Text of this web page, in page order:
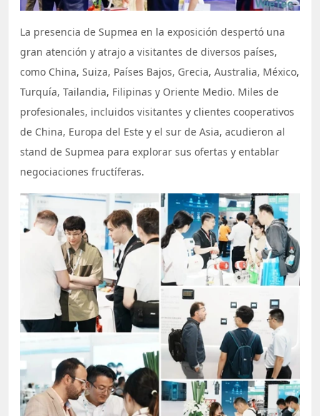
La presencia de Supmea en la exposición despertó una
gran atención y atrajo a visitantes de diversos países,
como China, Suiza, Países Bajos, Grecia, Australia, México,
Turquía, Tailandia, Filipinas y Oriente Medio. Miles de
profesionales, incluidos visitantes y clientes cooperativos
de China, Europa del Este y el sur de Asia, acudieron al
stand de Supmea para explorar sus ofertas y entablar
negociaciones fructíferas.